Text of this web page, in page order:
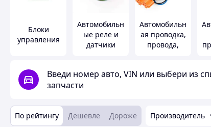
Блоки
управления
Автомобильн
ые реле и
датчики
Автомобильн
ая проводка,
провода,
Введи номер авто, VIN или выбери из
запчасти
По рейтингу Дешевле Дороже Производитель